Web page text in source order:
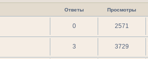
Ответы Просмотры
0 2571
3 3729